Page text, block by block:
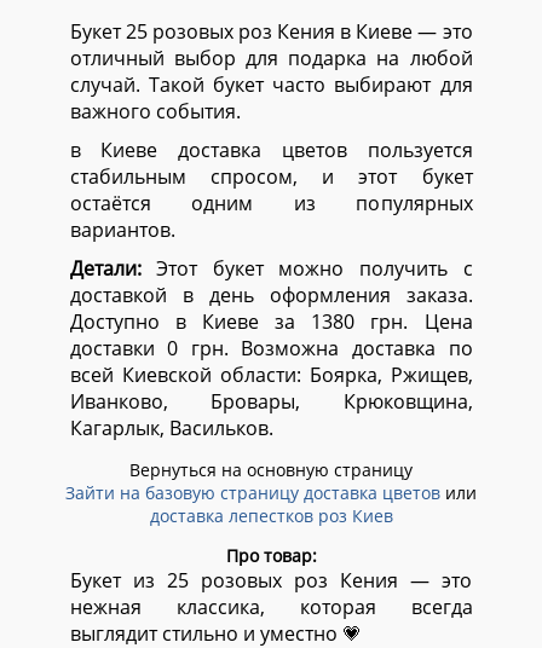
Букет 25 розовых роз Кения в Киеве — это
отличный выбор для подарка на любой
случай. Такой букет часто выбирают для
важного события.
в Киеве доставка цветов пользуется
стабильным спросом, и этот букет
остаётся одним из популярных
вариантов.
Детали:Этот букет можно получить с
доставкой в день оформления заказа.
Доступно в Киеве за 1380 грн. Цена
доставки 0 грн. Возможна доставка по
всей Киевской области: Боярка, Ржищев,
Иванково, Бровары, Крюковщина,
Кагарлык, Васильков.
Вернуться на основную страницу
Зайти на базовую страницу доставка цветов или
доставка лепестков роз Киев
Про товар:
Букет из 25 розовых роз Кения — это
нежная классика, которая всегда
выглядит стильно и уместно 💗